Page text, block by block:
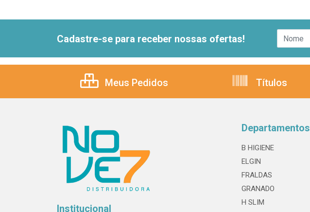
Cadastre-se para receber nossas ofertas!
Meus Pedidos Títulos
Institucional
Departamentos
B HIGIENE
ELGIN
FRALDAS
GRANADO
H SLIM